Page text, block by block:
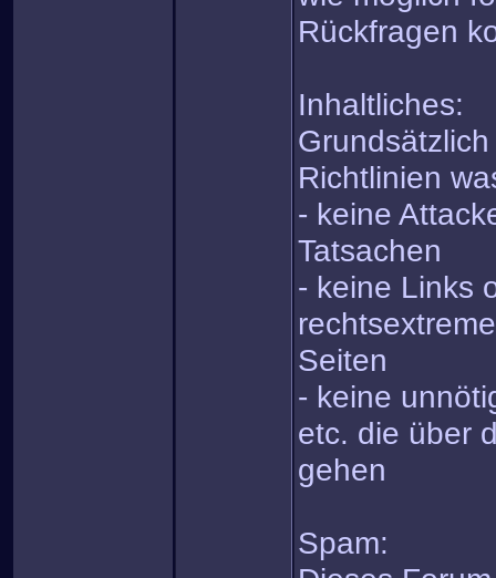
Rückfragen
Inhaltliches:
Richtlinien
- keine
Tatsachen
- keine Links
Seiten
- keine
etc. die über
gehen
Spam: